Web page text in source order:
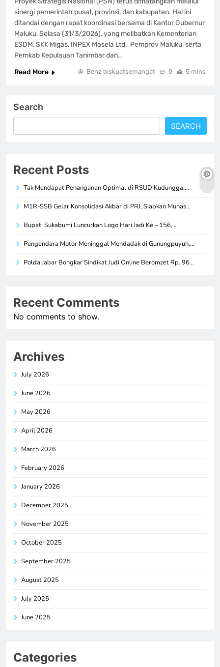
sinergi pemerintah pusat, provinsi, dan kabupaten. Hal ini
ditandai dengan rapat koordinasi bersama di Kantor Gubernur
Maluku, Selasa (31/3/2026), yang melibatkan Kementerian
ESDM, SKK Migas, INPEX Masela Ltd., Pemprov Maluku, serta
Pemkab Kepulauan Tanimbar dan…
Read More
Benz biskuatsemangat 0 5 mins
Search
SEARCH
Recent Posts
Tak Mendapat Penanganan Optimal di RSUD Kudungga,…
M1R-SSB Gelar Konsolidasi Akbar di PRJ, Siapkan Munas…
Bupati Sukabumi Luncurkan Logo Hari Jadi Ke – 156,…
Pengendara Motor Meninggal Mendadak di Gunungpuyuh,…
Polda Jabar Bongkar Sindikat Judi Online Beromzet Rp. 96…
Recent Comments
No comments to show.
Archives
July 2026
June 2026
May 2026
April 2026
March 2026
February 2026
January 2026
December 2025
November 2025
October 2025
September 2025
August 2025
July 2025
June 2025
Categories